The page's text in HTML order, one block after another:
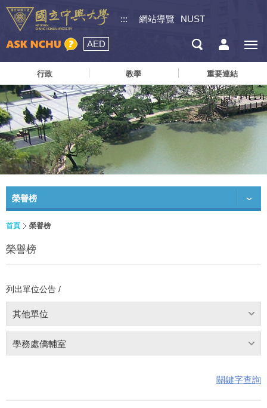
::: 網站導覽 NUST
AED
行政 教學 重要連結
榮譽榜
首頁 榮譽榜
榮譽榜
列出單位公告 /
其他單位
學務處僑輔室
關鍵字查詢